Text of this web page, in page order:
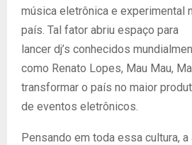
música eletrônica e experimental
país. Tal fator abriu espaço para
lancer dj’s conhecidos
como Renato Lopes, Mau Mau,
transformar o país no maior
de eventos eletrônicos.
Pensando em toda essa cultura, a